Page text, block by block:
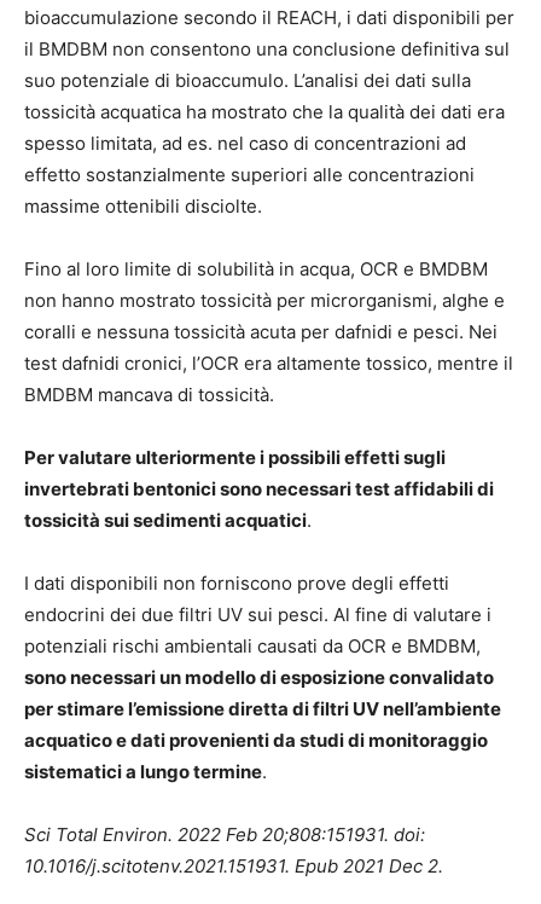
bioaccumulazione secondo il REACH, i dati disponibili per
il BMDBM non consentono una conclusione definitiva sul
suo potenziale di bioaccumulo. L’analisi dei dati sulla
tossicità acquatica ha mostrato che la qualità dei dati era
spesso limitata, ad es. nel caso di concentrazioni ad
effetto sostanzialmente superiori alle concentrazioni
massime ottenibili disciolte.
Fino al loro limite di solubilità in acqua, OCR e BMDBM
non hanno mostrato tossicità per microrganismi, alghe e
coralli e nessuna tossicità acuta per dafnidi e pesci. Nei
test dafnidi cronici, l’OCR era altamente tossico, mentre il
BMDBM mancava di tossicità.
Per valutare ulteriormente i possibili effetti sugli
invertebrati bentonici sono necessari test affidabili di
tossicità sui sedimenti acquatici.
I dati disponibili non forniscono prove degli effetti
endocrini dei due filtri UV sui pesci. Al fine di valutare i
potenziali rischi ambientali causati da OCR e BMDBM,
sono necessari un modello di esposizione convalidato
per stimare l’emissione diretta di filtri UV nell’ambiente
acquatico e dati provenienti da studi di monitoraggio
sistematici a lungo termine.
Sci Total Environ. 2022 Feb 20;808:151931. doi:
10.1016/j.scitotenv.2021.151931. Epub 2021 Dec 2.